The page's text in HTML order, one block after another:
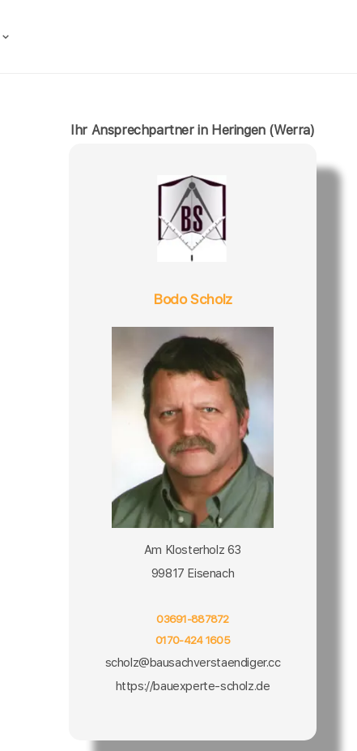
Ihr Ansprechpartner in Heringen (Werra)
Bodo Scholz
Am Klosterholz 63
99817 Eisenach
03691-887872
0170-424 1605
scholz@bausachverstaendiger.cc
https://bauexperte-scholz.de